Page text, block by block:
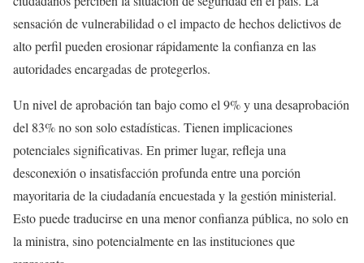
sensación de vulnerabilidad o el impacto de hechos delictivos de
alto perfil pueden erosionar rápidamente la confianza en las
autoridades encargadas de protegerlos.
Un nivel de aprobación tan bajo como el 9% y una desaprobación
del 83% no son solo estadísticas. Tienen implicaciones
potenciales significativas. En primer lugar, refleja una
desconexión o insatisfacción profunda entre una porción
mayoritaria de la ciudadanía encuestada y la gestión ministerial.
Esto puede traducirse en una menor confianza pública, no solo en
la ministra, sino potencialmente en las instituciones que